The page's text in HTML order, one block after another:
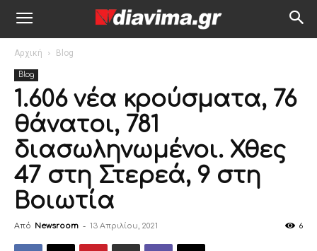
Αρχική Blog
Blog
1.606 νέα κρούσματα, 76
θάνατοι, 781
διασωληνωμένοι. Χθες
47 στη Στερεά, 9 στη
Βοιωτία
Από Newsroom - 13 Απριλίου, 2021 6